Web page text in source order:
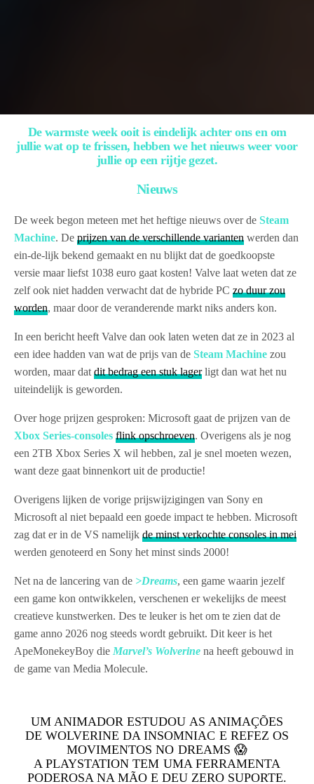
De warmste week ooit is eindelijk achter ons en om
jullie wat op te frissen, hebben we het nieuws weer voor
jullie op een rijtje gezet.
Nieuws
De week begon meteen met het heftige nieuws over deSteam
Machine. Deprijzen van de verschillende varianten werden dan
ein-de-lijk bekend gemaakt en nu blijkt dat de goedkoopste
versie maar liefst 1038 euro gaat kosten! Valve laat weten dat ze
zelf ook niet hadden verwacht dat de hybride PCzo duur zou
worden, maar door de veranderende markt niks anders kon.
In een bericht heeft Valve dan ook laten weten dat ze in 2023 al
een idee hadden van wat de prijs van deSteam Machine zou
worden, maar datdit bedrag een stuk lagerligt dan wat het nu
uiteindelijk is geworden.
Over hoge prijzen gesproken: Microsoft gaat de prijzen van de
Xbox Series-consoles flink opschroeven. Overigens als je nog
een 2TB Xbox Series X wil hebben, zal je snel moeten wezen,
want deze gaat binnenkort uit de productie!
Overigens lijken de vorige prijswijzigingen van Sony en
Microsoft al niet bepaald een goede impact te hebben. Microsoft
zag dat er in de VS namelijkde minst verkochte consoles in mei
werden genoteerd en Sony het minst sinds 2000!
Net na de lancering van de >Dreams, een game waarin jezelf
een game kon ontwikkelen, verschenen er wekelijks de meest
creatieve kunstwerken. Des te leuker is het om te zien dat de
game anno 2026 nog steeds wordt gebruikt. Dit keer is het
ApeMonekeyBoy die Marvel’s Wolverine na heeft gebouwd in
de game van Media Molecule.
UM ANIMADOR ESTUDOU AS ANIMAÇÕES
DE WOLVERINE DA INSOMNIAC E REFEZ OS
MOVIMENTOS NO DREAMS 😱
A PLAYSTATION TEM UMA FERRAMENTA
PODEROSA NA MÃO E DEU ZERO SUPORTE.